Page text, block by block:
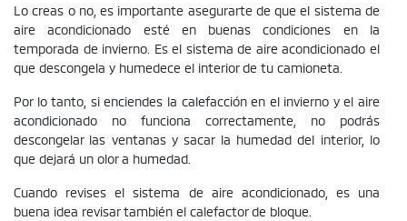
Lo creas o no, es importante asegurarte de que el sistema de
aire acondicionado esté en buenas condiciones en la
temporada de invierno. Es el sistema de aire acondicionado el
que descongela y humedece el interior de tu camioneta.
Por lo tanto, si enciendes la calefacción en el invierno y el aire
acondicionado no funciona correctamente, no podrás
descongelar las ventanas y sacar la humedad del interior, lo
que dejará un olor a humedad.
Cuando revises el sistema de aire acondicionado, es una
buena idea revisar también el calefactor de bloque.